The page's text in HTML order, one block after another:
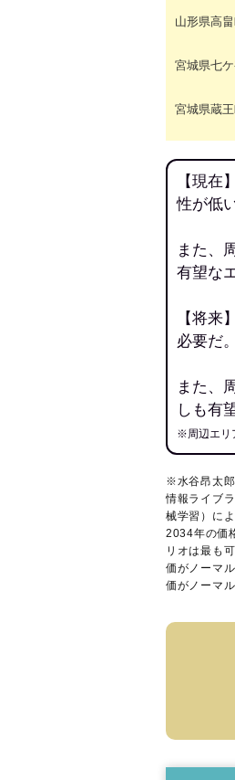
山形県高
宮城県七
宮城県蔵
【現在
性が低
また、
有望な
【将来
必要だ。
また、
しも有
※周辺エリ
※水谷昂太郎
情報ライブラ
械学習）に
2034年の価
リオは最も
価がノーマ
価がノーマ